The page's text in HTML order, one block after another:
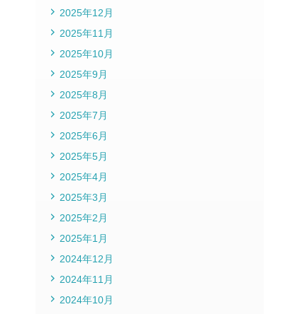
2025年12月
2025年11月
2025年10月
2025年9月
2025年8月
2025年7月
2025年6月
2025年5月
2025年4月
2025年3月
2025年2月
2025年1月
2024年12月
2024年11月
2024年10月